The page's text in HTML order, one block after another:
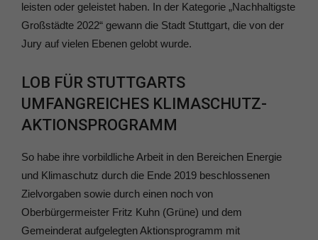
leisten oder geleistet haben. In der Kategorie „Nachhaltigste
Großstädte 2022“ gewann die Stadt Stuttgart, die von der
Jury auf vielen Ebenen gelobt wurde.
LOB FÜR STUTTGARTS
UMFANGREICHES KLIMASCHUTZ-
AKTIONSPROGRAMM
So habe ihre vorbildliche Arbeit in den Bereichen Energie
und Klimaschutz durch die Ende 2019 beschlossenen
Zielvorgaben sowie durch einen noch von
Oberbürgermeister Fritz Kuhn (Grüne) und dem
Gemeinderat aufgelegten Aktionsprogramm mit